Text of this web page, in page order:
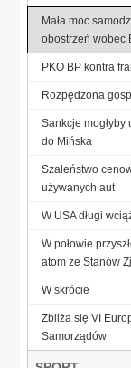
Mała moc
obostrzeń wobec
PKO BP kontra
Rozpędzona
Sankcje
do Mińska
Szaleństwo
używanych aut
W USA długi
W połowie
atom ze Stanów
W skrócie
Zbliża się VI
Samorządów